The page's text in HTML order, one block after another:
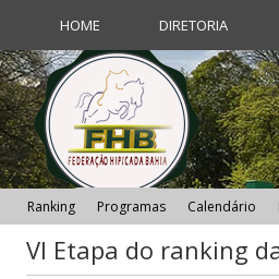
HOME DIRETORIA
Ranking Programas Calendário
VI Etapa do ranking